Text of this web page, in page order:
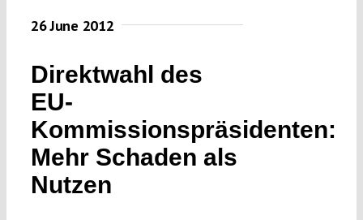
podcast
Verfassungs
editorial
About
26 June 2012
Direktwahl des
EU-
Kommissionspräsidenten:
Mehr Schaden als
Nutzen